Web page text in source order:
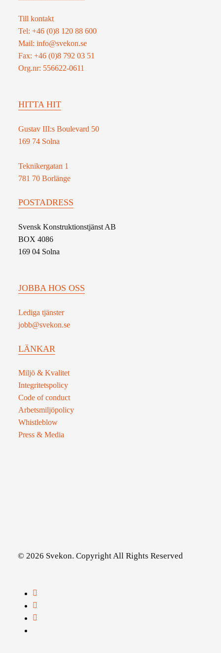
Till kontakt
Tel: +46 (0)8 120 88 600
Mail: info@svekon.se
Fax: +46 (0)8 792 03 51
Org.nr: 556622-0611
HITTA HIT
Gustav III:s Boulevard 50
169 74 Solna
Teknikergatan 1
781 70 Borlänge
POSTADRESS
Svensk Konstruktionstjänst AB
BOX 4086
169 04 Solna
JOBBA HOS OSS
Lediga tjänster
jobb@svekon.se
LÄNKAR
Miljö & Kvalitet
Integritetspolicy
Code of conduct
Arbetsmiljöpolicy
Whistleblow
Press & Media
© 2026 Svekon. Copyright All Rights Reserved
facebook
linkedin
youtube